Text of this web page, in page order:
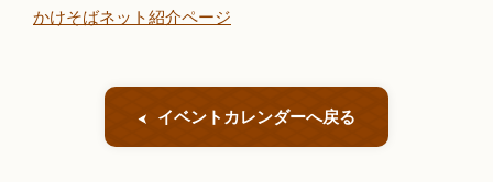
かけそばネット紹介ページ
イベントカレンダーへ戻る